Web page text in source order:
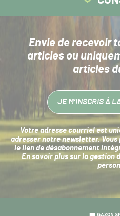
Envie de recevoir
articlesou
articles
JE M’INSCRIS À
Votre adresse courriel est
adresser notre newsletter.
le lien de désabonnement
En savoir plus sur la gestion